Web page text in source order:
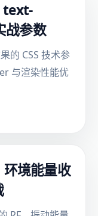
text-
参数
的 CSS 技术参
与渲染性能优
境能量收